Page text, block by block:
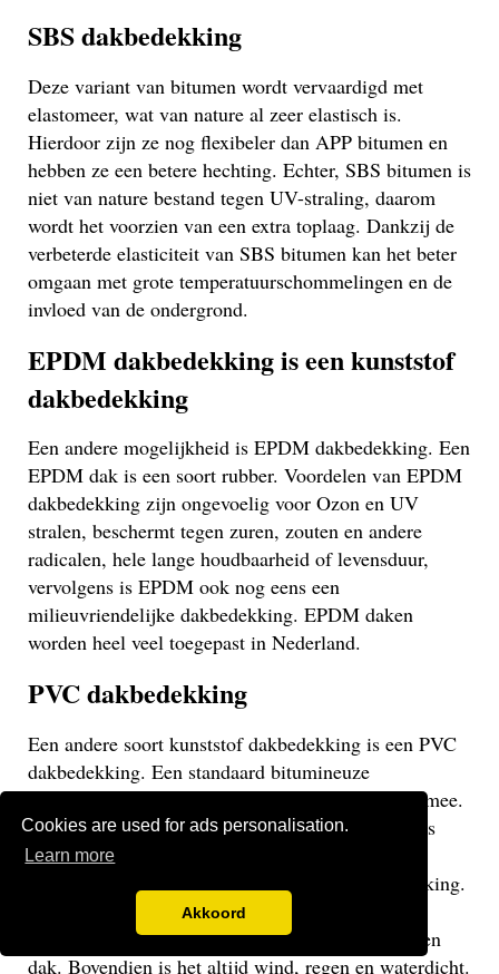
Cookies are used for ads personalisation.
Learn more
Akkoord
SBS dakbedekking
Deze variant van bitumen wordt vervaardigd met
elastomeer, wat van nature al zeer elastisch is.
Hierdoor zijn ze nog flexibeler dan APP bitumen en
hebben ze een betere hechting. Echter, SBS bitumen is
niet van nature bestand tegen UV-straling, daarom
wordt het voorzien van een extra toplaag. Dankzij de
verbeterde elasticiteit van SBS bitumen kan het beter
omgaan met grote temperatuurschommelingen en de
invloed van de ondergrond.
EPDM dakbedekking is een kunststof
dakbedekking
Een andere mogelijkheid is EPDM dakbedekking. Een
EPDM dak is een soort rubber. Voordelen van EPDM
dakbedekking zijn ongevoelig voor Ozon en UV
stralen, beschermt tegen zuren, zouten en andere
radicalen, hele lange houdbaarheid of levensduur,
vervolgens is EPDM ook nog eens een
milieuvriendelijke dakbedekking. EPDM daken
worden heel veel toegepast in Nederland.
PVC dakbedekking
Een andere soort kunststof dakbedekking is een PVC
dakbedekking. Een standaard bitumineuze
dakbedekking gaat veelal niet langer dan 15 jaar mee.
Een EPDM of PVC dak gaat veel langer mee en is
daarom een stuk duurzamer. Een PVC dak heeft
dezelfde eigenschappen als een EPDM dakbedekking.
Het gaat weliswaar iets minder lang mee dan een
EPDM dak, maar uiteraard langer dan een bitumen
dak. Bovendien is het altijd wind, regen en waterdicht.